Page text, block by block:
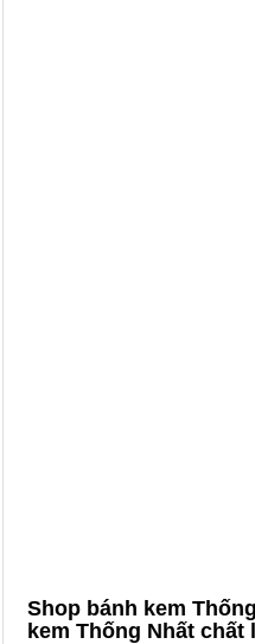
Shop bánh kem
kem Thống Nhất chất